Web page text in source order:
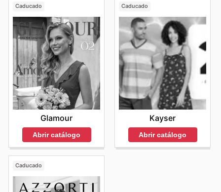
Caducado
Glamour
Abrir catálogo
Caducado
Kayser
Abrir catálogo
Caducado